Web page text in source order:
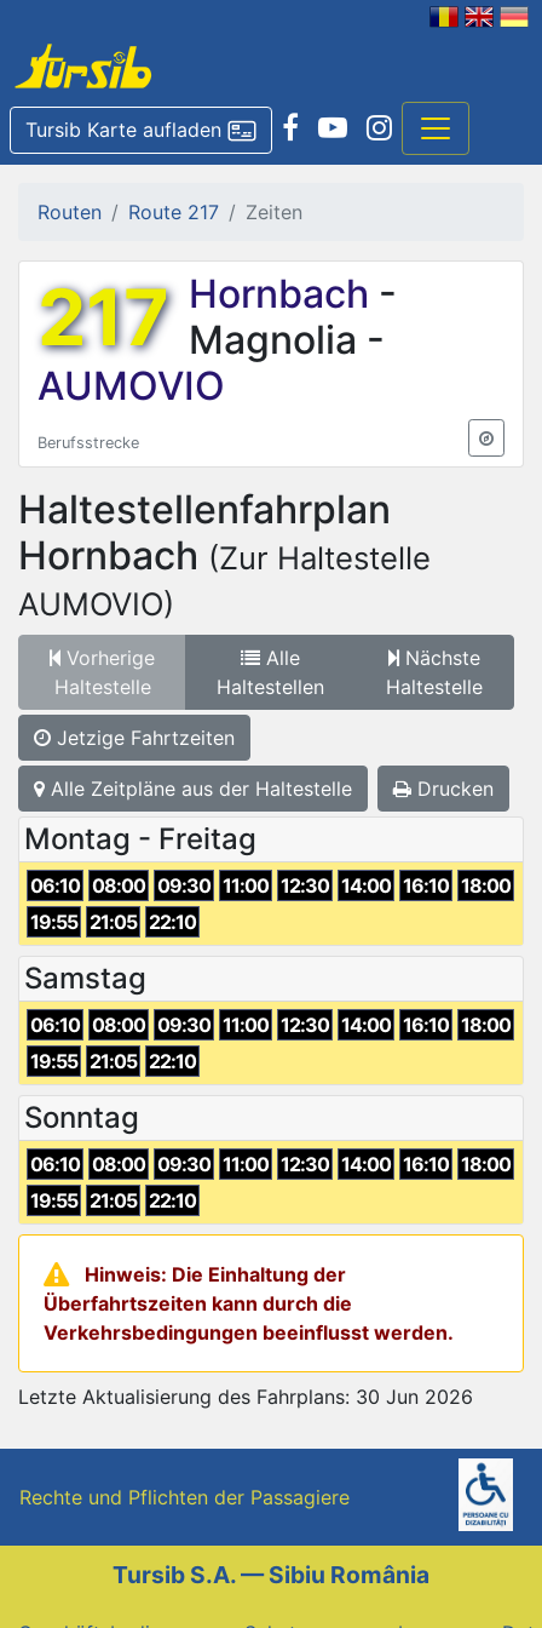
Tursib Karte aufladen
Routen Route 217 Zeiten
217 Hornbach -
Magnolia -
AUMOVIO
Berufsstrecke
Haltestellenfahrplan
Hornbach (Zur Haltestelle
AUMOVIO)
Vorherige
Haltestelle
Alle
Haltestellen
Nächste
Haltestelle
Jetzige Fahrtzeiten
Alle Zeitpläne aus der Haltestelle Drucken
Montag - Freitag
06:10 08:00 09:30 11:00 12:30 14:00 16:10 18:00
19:55 21:05 22:10
Samstag
06:10 08:00 09:30 11:00 12:30 14:00 16:10 18:00
19:55 21:05 22:10
Sonntag
06:10 08:00 09:30 11:00 12:30 14:00 16:10 18:00
19:55 21:05 22:10
Hinweis: Die Einhaltung der
Überfahrtszeiten kann durch die
Verkehrsbedingungen beeinflusst werden.
Letzte Aktualisierung des Fahrplans: 30 Jun 2026
Rechte und Pflichten der Passagiere
Tursib S.A. — Sibiu România